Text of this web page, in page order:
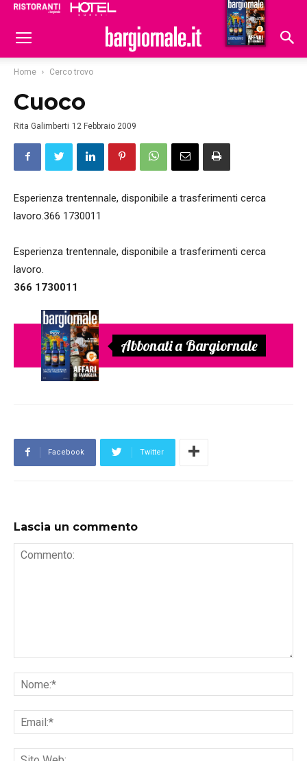
Hoteldomani
Home Cerco trovo
Cuoco
Rita Galimberti 12 Febbraio 2009
Esperienza trentennale, disponibile a trasferimenti cerca
lavoro.366 1730011
Esperienza trentennale, disponibile a trasferimenti cerca
lavoro.
366 1730011
Abbonati a Bargiornale
Facebook Twitter
Lascia un commento